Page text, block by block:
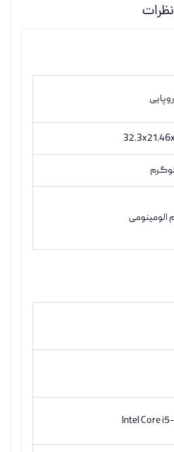
نظرات
الومینومی
Intel Core